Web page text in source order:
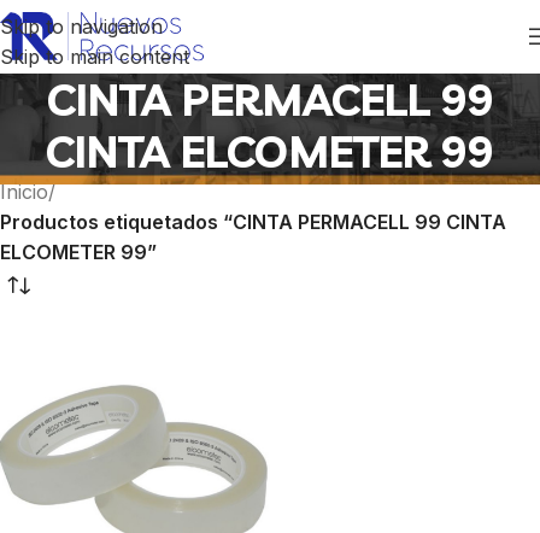
Skip to navigation
Skip to main content
CINTA PERMACELL 99
CINTA ELCOMETER 99
Inicio/
Productos etiquetados “CINTA PERMACELL 99 CINTA
ELCOMETER 99”